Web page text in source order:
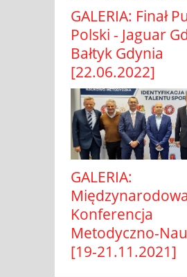
GALERIA: Finał
Polski - Jaguar
Bałtyk Gdynia
[22.06.2022]
GALERIA:
Międzynarodowa
Konferencja
Metodyczno-
[19-21.11.2021]